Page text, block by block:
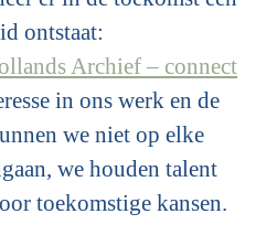
ontstaat:
Archief – connect
in ons werk en de
we niet op elke
we houden talent
toekomstige kansen.